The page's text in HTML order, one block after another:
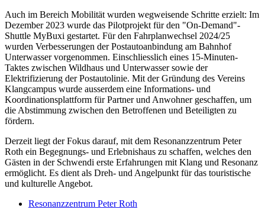
Auch im Bereich Mobilität wurden wegweisende Schritte erzielt: Im
Dezember 2023 wurde das Pilotprojekt für den "On-Demand"-
Shuttle MyBuxi gestartet. Für den Fahrplanwechsel 2024/25
wurden Verbesserungen der Postautoanbindung am Bahnhof
Unterwasser vorgenommen. Einschliesslich eines 15-Minuten-
Taktes zwischen Wildhaus und Unterwasser sowie der
Elektrifizierung der Postautolinie. Mit der Gründung des Vereins
Klangcampus wurde ausserdem eine Informations- und
Koordinationsplattform für Partner und Anwohner geschaffen, um
die Abstimmung zwischen den Betroffenen und Beteiligten zu
fördern.
Derzeit liegt der Fokus darauf, mit dem Resonanzzentrum Peter
Roth ein Begegnungs- und Erlebnishaus zu schaffen, welches den
Gästen in der Schwendi erste Erfahrungen mit Klang und Resonanz
ermöglicht. Es dient als Dreh- und Angelpunkt für das touristische
und kulturelle Angebot.
Resonanzzentrum Peter Roth